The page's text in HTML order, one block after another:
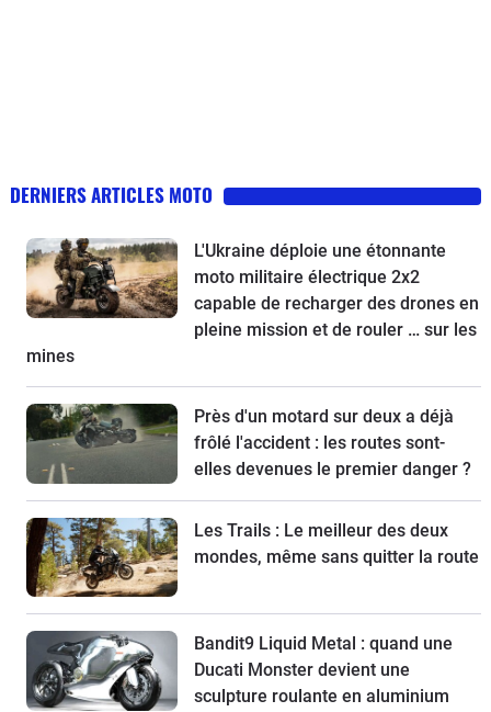
DERNIERS ARTICLES MOTO
L'Ukraine déploie une étonnante
moto militaire électrique 2x2
capable de recharger des drones en
pleine mission et de rouler … sur les
mines
Près d'un motard sur deux a déjà
frôlé l'accident : les routes sont-
elles devenues le premier danger ?
Les Trails : Le meilleur des deux
mondes, même sans quitter la route
Bandit9 Liquid Metal : quand une
Ducati Monster devient une
sculpture roulante en aluminium